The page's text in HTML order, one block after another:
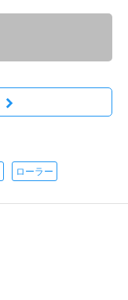
ローラー